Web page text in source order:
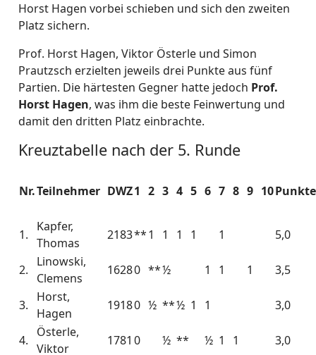
Horst Hagen vorbei schieben und sich den zweiten
Platz sichern.
Prof. Horst Hagen, Viktor Österle und Simon
Prautzsch erzielten jeweils drei Punkte aus fünf
Partien. Die härtesten Gegner hatte jedoch Prof.
Horst Hagen, was ihm die beste Feinwertung und
damit den dritten Platz einbrachte.
Kreuztabelle nach der 5. Runde
Nr.Teilnehmer DWZ1 2 3 4 5 6 7 8 9 10Punkte
1.
Kapfer,
Thomas
2183**1 1 1 1 1 5,0
2.
Linowski,
Clemens
16280 **½ 1 1 1 3,5
3.
Horst,
Hagen
19180 ½ **½ 1 1 3,0
4.
Österle,
Viktor
1781 0 ½ ** ½ 1 1 3,0